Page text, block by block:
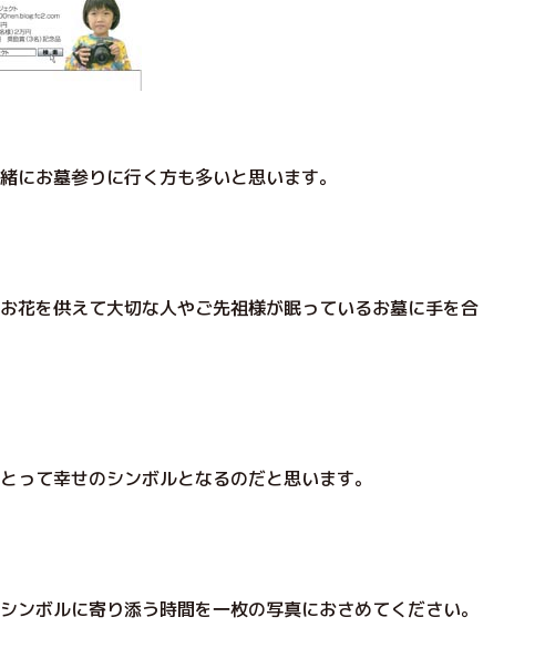
にお墓参りに行く方も多いと思います。
花を供えて大切な人やご先祖様が眠っているお墓に手を合
って幸せのシンボルとなるのだと思います。
ンボルに寄り添う時間を一枚の写真におさめてください。